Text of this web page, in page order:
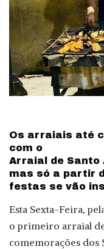
Os arraiais até
com o
Arraial de Santo
mas só a partir
festas se vão
Esta Sexta-Feira,
o primeiro arraial
comemorações dos